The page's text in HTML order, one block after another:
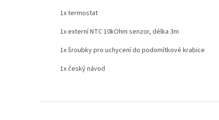
1x termostat
1x externí NTC 10kOhm senzor, délka 3m
1x šroubky pro uchycení do podomítkové krabice
1x český návod